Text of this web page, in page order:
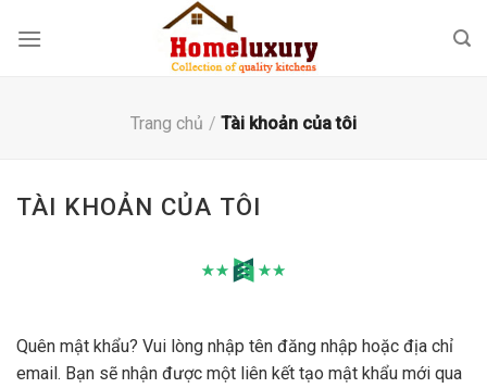
Trang chủ / Tài khoản của tôi
TÀI KHOẢN CỦA TÔI
Quên mật khẩu? Vui lòng nhập tên đăng nhập hoặc địa chỉ
email. Bạn sẽ nhận được một liên kết tạo mật khẩu mới qua